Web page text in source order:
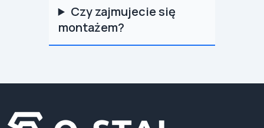
Czy zajmujecie się
montażem?